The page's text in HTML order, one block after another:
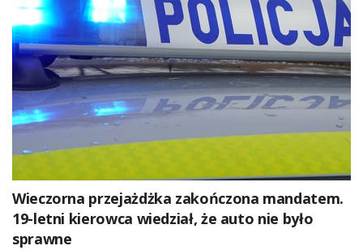
Wieczorna przejażdżka zakończona mandatem.
19-letni kierowca wiedział, że auto nie było
sprawne